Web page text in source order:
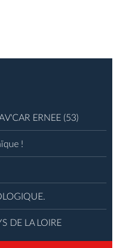
ERNEE (53)
!
DE LA LOIRE